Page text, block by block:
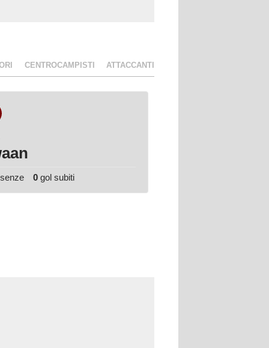
CENTROCAMPISTI ATTACCANTI
0 gol subiti